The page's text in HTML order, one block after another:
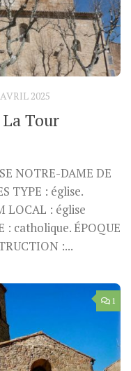
2025
La Tour
NOTRE-DAME DE
TYPE : église.
LOCAL : église
: catholique. ÉPOQUE
:...
1